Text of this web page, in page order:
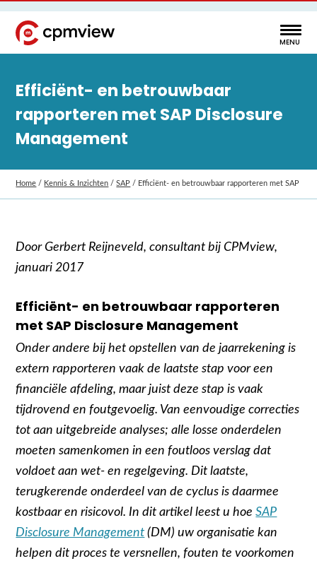
Efficiënt- en betrouwbaar
rapporteren met SAP Disclosure
Management
Home / Kennis & Inzichten /SAP / Efficiënt- en betrouwbaar rapporteren met SAP
Door Gerbert Reijneveld, consultant bij CPMview,
januari 2017
Efficiënt- en betrouwbaar rapporteren
met SAP Disclosure Management
Onder andere bij het opstellen van de jaarrekening is
extern rapporteren vaak de laatste stap voor een
financiële afdeling, maar juist deze stap is vaak
tijdrovend en foutgevoelig. Van eenvoudige correcties
tot aan uitgebreide analyses; alle losse onderdelen
moeten samenkomen in een foutloos verslag dat
voldoet aan wet- en regelgeving. Dit laatste,
terugkerende onderdeel van de cyclus is daarmee
kostbaar en risicovol. In dit artikel leest u hoeSAP
Disclosure Management (DM) uw organisatie kan
helpen dit proces te versnellen, fouten te voorkomen